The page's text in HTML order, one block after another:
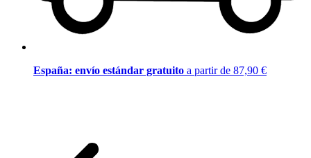
España: envío estándar gratuito a partir de 87,90 €